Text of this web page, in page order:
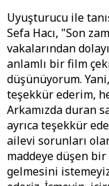
Uyuşturucu ile
Sefa Hacı, "Son
vakalarından
anlamlı bir film
düşünüyorum.
teşekkür ederim,
Arkamızda duran
ayrıca teşekkür
ailevi sorunları
maddeye düşen bir
gelmesini